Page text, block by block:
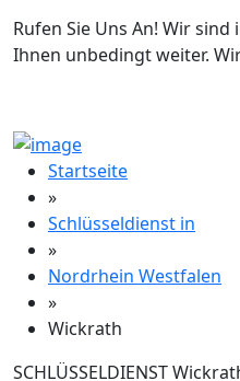
Rufen Sie Uns An! Wir
Ihnen unbedingt weiter.
Startseite
»
Schlüsseldienst in
»
Nordrhein Westfalen
»
Wickrath
SCHLÜSSELDIENST